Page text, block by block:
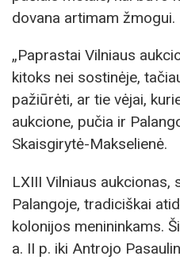
dovana artimam žmogui.
„Paprastai Vilniaus
kitoks nei sostinėje,
pažiūrėti, ar tie vėjai,
aukcione, pučia ir
Skaisgirytė-Makselienė.
LXIII Vilniaus aukcionas,
Palangoje, tradiciškai
kolonijos menininkams.
a. II p. iki Antrojo